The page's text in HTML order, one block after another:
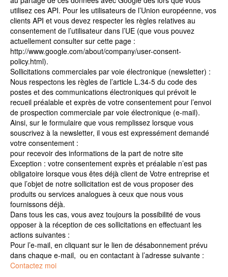
utilisez ces API. Pour les utilisateurs de l’Union européenne, vos
clients API et vous devez respecter les règles relatives au
consentement de l’utilisateur dans l’UE (que vous pouvez
actuellement consulter sur cette page :
http://www.google.com/about/company/user-consent-
policy.html).
Sollicitations commerciales par voie électronique (newsletter) :
Nous respectons les règles de l’article L.34-5 du code des
postes et des communications électroniques qui prévoit le
recueil préalable et exprès de votre consentement pour l’envoi
de prospection commerciale par voie électronique (e-mail).
Ainsi, sur le formulaire que vous remplissez lorsque vous
souscrivez à la newsletter, il vous est expressément demandé
votre consentement :
pour recevoir des informations de la part de notre site
Exception : votre consentement exprès et préalable n’est pas
obligatoire lorsque vous êtes déjà client de Votre entreprise et
que l’objet de notre sollicitation est de vous proposer des
produits ou services analogues à ceux que nous vous
fournissons déjà.
Dans tous les cas, vous avez toujours la possibilité de vous
opposer à la réception de ces sollicitations en effectuant les
actions suivantes :
Pour l’e-mail, en cliquant sur le lien de désabonnement prévu
dans chaque e-mail, ou en contactant à l’adresse suivante :
Contactez moi